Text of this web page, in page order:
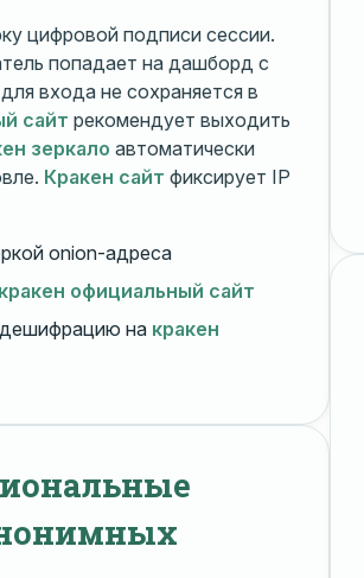
цифровой подписи сессии.
попадает на дашборд с
для входа не сохраняется в
сайт рекомендует выходить
зеркало автоматически
Кракен сайт фиксирует IP
onion-адреса
кракен официальный сайт
на кракен